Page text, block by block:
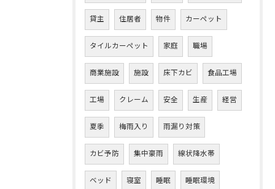
貸主 住居者 物件 カーペット
タイルカーペット 家庭 職場
商業施設 施設 床下カビ 食品工場
工場 クレーム 安全 生産 経営
夏季 梅雨入り 雨漏り対策
カビ予防 集中豪雨 線状降水帯
ベッド 寝室 睡眠 睡眠環境